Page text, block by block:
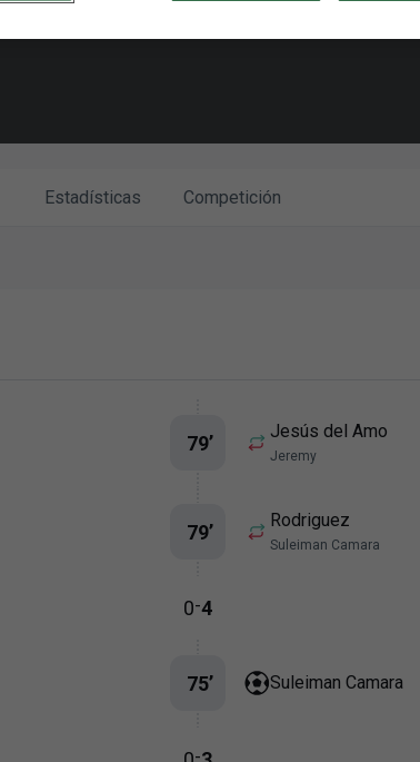
Estadísticas Competición
Jesús del Amo
Jeremy
79’
Rodriguez
Suleiman Camara
79’
0-4
Suleiman Camara
75’
-